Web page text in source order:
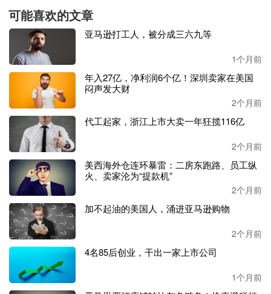
抓住东南亚消费升级红利，逆势走品牌化
店铺平稳起步后，前期市场调研的预判基本与实际经营情况
相符。但是随着
Shopee平台影响力持续扩大，越来越多卖家
和品牌进入市场，消费者需求也日益多元化，对运营能力和
品牌建设提出了新的要求。
2023年底至2024年，同类竞品和童装卖家开始大量进入市
场，童装的发展进入了一个相对瓶颈期。团队意识到童装类
目需要进一步拓展，同时他们也发现了一些新的市场变化：
其他品牌的同类服饰定价远高于市面上的同款白牌货，却依
然热销。
基于此发现，成宝奇及其团队意识到，东南亚消费者的消费
能力和需求在升级，他们愿意为品质、为品牌附加值买单，
而不仅仅是追求低价。
因此，团队决定跳出白牌竞争，主动转向品牌化。注册自有
品牌Magic KIDS，从产品设计、吊牌到外包装全部自主定
制，从根源上杜绝产品同质化。针对东南亚地域特点，团队
可能喜欢的文章
亚马逊打工人，被分成三六九等
1个月前
年入27亿，净利润6个亿！深圳卖家在美国
闷声发大财
2个月前
代工起家，浙江上市大卖一年狂揽116亿
2个月前
美西海外仓连环暴雷：二房东跑路、员工纵
火、卖家沦为“提款机”
2个月前
加不起油的美国人，涌进亚马逊购物
2个月前
4名85后创业，干出一家上市公司
1个月前